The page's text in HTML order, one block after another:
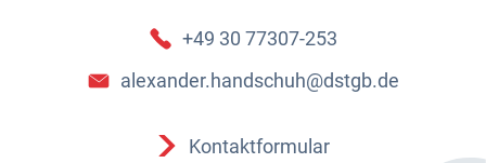
+49 30 77307-253
alexander.handschuh@dstgb.de
Kontaktformular